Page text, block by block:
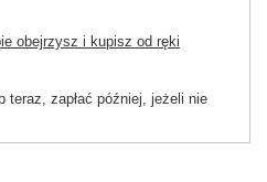
obejrzysz i kupisz od ręki
teraz, zapłać później, jeżeli nie